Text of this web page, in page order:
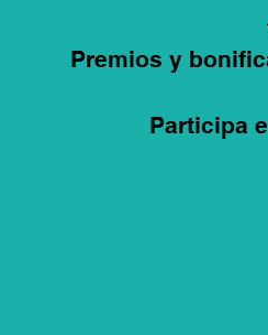
Premios y
Participa